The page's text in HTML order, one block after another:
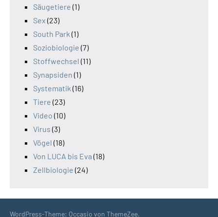
Säugetiere (1)
Sex (23)
South Park (1)
Soziobiologie (7)
Stoffwechsel (11)
Synapsiden (1)
Systematik (16)
Tiere (23)
Video (10)
Virus (3)
Vögel (18)
Von LUCA bis Eva (18)
Zellbiologie (24)
WordPress-Theme: Occasio von ThemeZee.